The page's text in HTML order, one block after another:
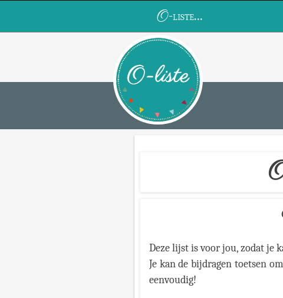
O-liste...
Deze lijst is voor jou, zodat je
Je kan de bijdragen toetsen
eenvoudig!